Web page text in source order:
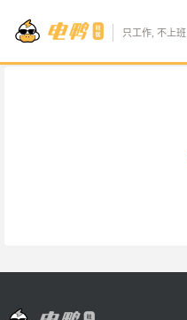
只工作, 不上班